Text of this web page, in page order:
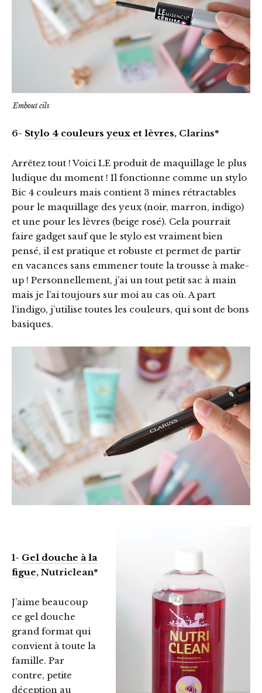
Embout cils
6- Stylo 4 couleurs yeux et lèvres, Clarins*
Arrêtez tout ! Voici LE produit de maquillage le plus
ludique du moment ! Il fonctionne comme un stylo
Bic 4 couleurs mais contient 3 mines rétractables
pour le maquillage des yeux (noir, marron, indigo)
et une pour les lèvres (beige rosé). Cela pourrait
faire gadget sauf que le stylo est vraiment bien
pensé, il est pratique et robuste et permet de partir
en vacances sans emmener toute la trousse à make-
up ! Personnellement, j’ai un tout petit sac à main
mais je l’ai toujours sur moi au cas où. A part
l’indigo, j’utilise toutes les couleurs, qui sont de bons
basiques.
1- Gel douche à la
figue, Nutriclean*
J’aime beaucoup
ce gel douche
grand format qui
convient à toute la
famille. Par
contre, petite
déception au